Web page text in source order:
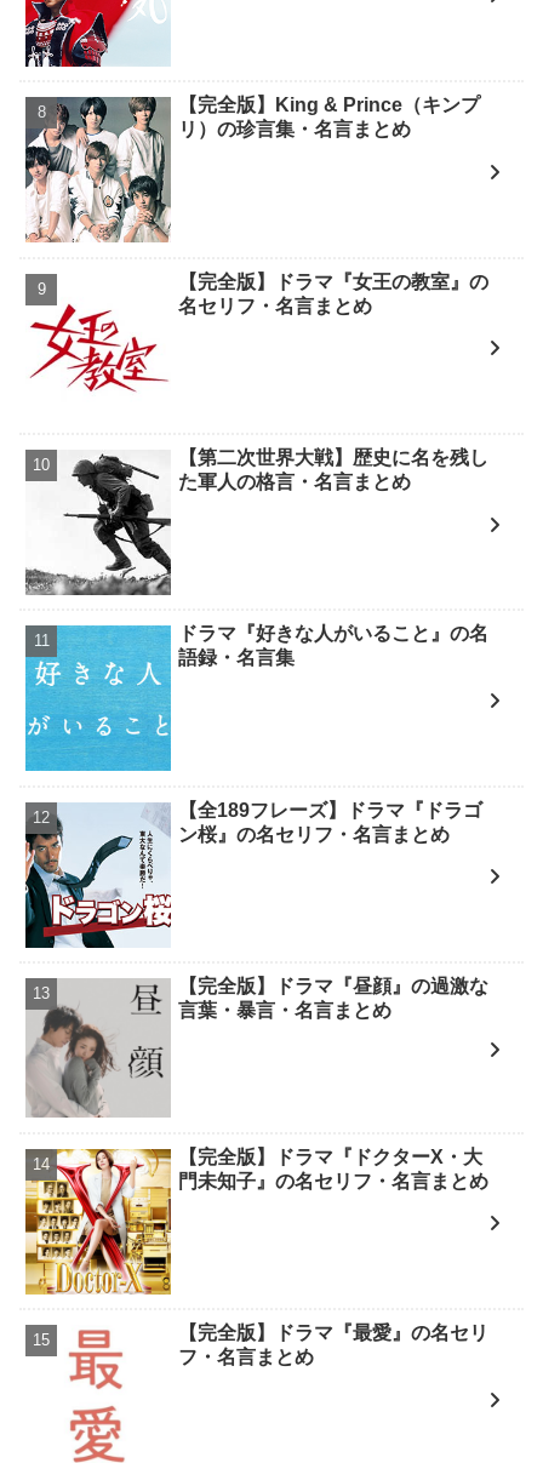
【完全版】King & Prince（キンプ
リ）の珍言集・名言まとめ
【完全版】ドラマ『女王の教室』の
名セリフ・名言まとめ
【第二次世界大戦】歴史に名を残し
た軍人の格言・名言まとめ
ドラマ『好きな人がいること』の名
語録・名言集
【全189フレーズ】ドラマ『ドラゴ
ン桜』の名セリフ・名言まとめ
【完全版】ドラマ『昼顔』の過激な
言葉・暴言・名言まとめ
【完全版】ドラマ『ドクターX・大
門未知子』の名セリフ・名言まとめ
【完全版】ドラマ『最愛』の名セリ
フ・名言まとめ